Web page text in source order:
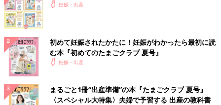
妊娠・出産
初めて妊娠されたかたに！妊娠がわかったら最初に読
む本『初めてのたまごクラブ 夏号』
妊娠・出産
まるごと1冊“出産準備”の本『たまごクラブ 夏号』
〈スペシャル大特集〉夫婦で予習する 出産の教科書